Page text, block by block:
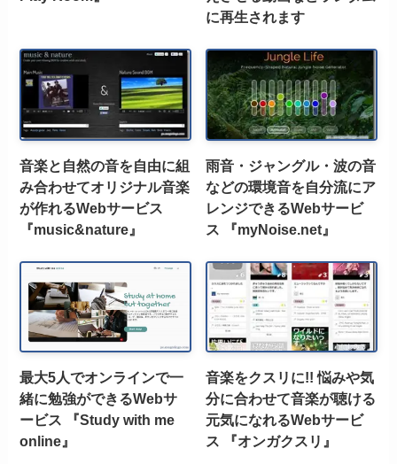
に再生されます
音楽と自然の音を自由に組
み合わせてオリジナル音楽
が作れるWebサービス
『music&nature』
雨音・ジャングル・波の音
などの環境音を自分流にア
レンジできるWebサービ
ス 『myNoise.net』
最大5人でオンラインで一
緒に勉強ができるWebサ
ービス 『Study with me
online』
音楽をクスリに!! 悩みや気
分に合わせて音楽が聴ける
元気になれるWebサービ
ス 『オンガクスリ』